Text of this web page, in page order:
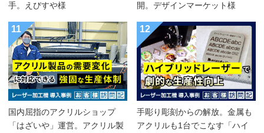
手。えびすや様
開。デザインマーケット様
11
国内屈指のアクリルショップ
「はざいや」運営。アクリル製
12
手彫り彫刻からの解放。金属も
アクリルも1台でこなす「ハイ